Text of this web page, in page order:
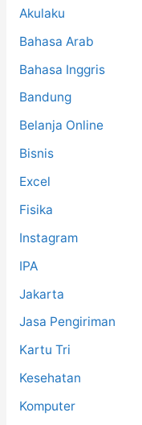
Akulaku
Bahasa Arab
Bahasa Inggris
Bandung
Belanja Online
Bisnis
Excel
Fisika
Instagram
IPA
Jakarta
Jasa Pengiriman
Kartu Tri
Kesehatan
Komputer